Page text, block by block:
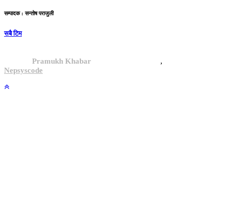
सम्पादक : सन्तोष पराजुली
सबै टिम
Pramukh Khabar, All rights reserved. ,
Nepsyscode